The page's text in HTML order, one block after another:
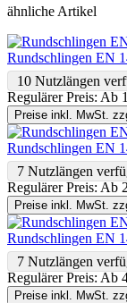
ähnliche Artikel
Rundschlingen EN
10 Nutzlängen
Regulärer Preis: Ab
Preise inkl. MwSt.
Rundschlingen EN
7 Nutzlängen
Regulärer Preis: Ab
Preise inkl. MwSt.
Rundschlingen EN
7 Nutzlängen
Regulärer Preis: Ab
Preise inkl. MwSt.